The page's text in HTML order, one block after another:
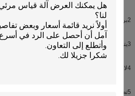
2بروتوكول الاتصال UWCL، بيانات الاتصال مستقرة وموثوقة.
3يتم تقديم حزمة تطوير البرمجيات وبرمجيات التجربة، سهلة للتطوير المستمر.
4لا حاجة لمقبس PCI، سهل الاستخدام.
5تصميم متقدم وتكنولوجيا التجميع، خطأ منخفض.